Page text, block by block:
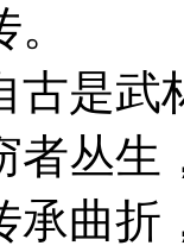
是武
丛生
曲折